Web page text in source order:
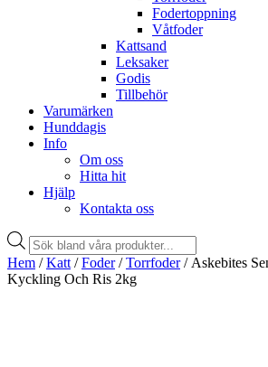
Fodertoppning
Våtfoder
Kattsand
Leksaker
Godis
Tillbehör
Varumärken
Hunddagis
Info
Om oss
Hitta hit
Hjälp
Kontakta oss
Products
search
Hem /Katt /Foder/Torrfoder/ Askebites
Kyckling Och Ris 2kg